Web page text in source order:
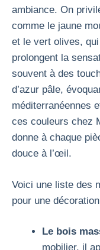
ambiance. On
comme le jaune
et le vert olives,
prolongent la
souvent à des
d’azur pâle,
méditerranéennes
ces couleurs chez
donne à chaque
douce à l’œil.
Voici une liste des
pour une
Le bois
mobilier, il